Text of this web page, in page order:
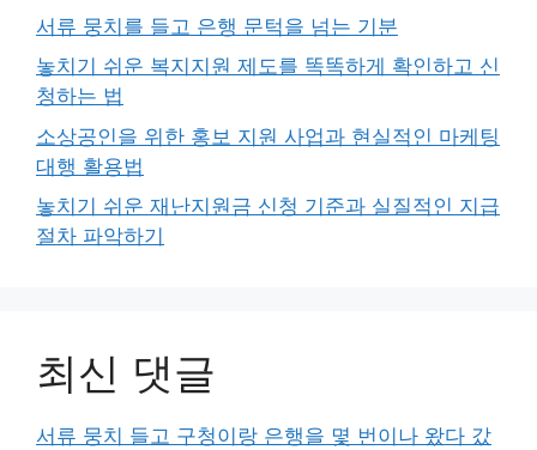
서류 뭉치를 들고 은행 문턱을 넘는 기분
놓치기 쉬운 복지지원 제도를 똑똑하게 확인하고 신
청하는 법
소상공인을 위한 홍보 지원 사업과 현실적인 마케팅
대행 활용법
놓치기 쉬운 재난지원금 신청 기준과 실질적인 지급
절차 파악하기
최신 댓글
서류 뭉치 들고 구청이랑 은행을 몇 번이나 왔다 갔